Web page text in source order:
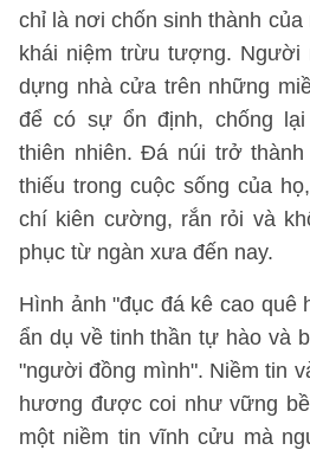
chỉ là nơi chốn sinh thành
khái niệm trừu tượng. Người
dựng nhà cửa trên những
để có sự ổn định, chống
thiên nhiên. Đá núi trở
thiếu trong cuộc sống của
chí kiên cường, rắn rỏi và
phục từ ngàn xưa đến nay.
Hình ảnh "đục đá kê cao quê
ẩn dụ về tinh thần tự hào và
"người đồng mình". Niềm tin
hương được coi như vững
một niềm tin vĩnh cửu mà